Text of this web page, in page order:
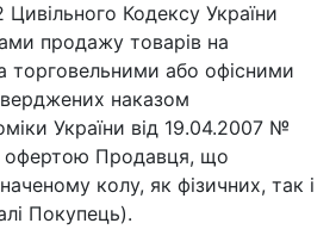
Кодексу України
продажу товарів на
торговельними або офісними
наказом
України від 19.04.2007 №
офертою Продавця, що
колу, як фізичних, так і
Покупець).